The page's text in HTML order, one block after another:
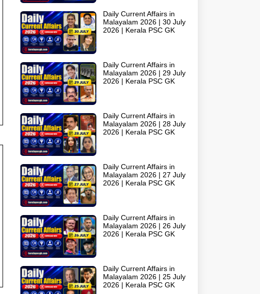
Daily Current Affairs in
Malayalam 2026 | 30 July
2026 | Kerala PSC GK
Daily Current Affairs in
Malayalam 2026 | 29 July
2026 | Kerala PSC GK
Daily Current Affairs in
Malayalam 2026 | 28 July
2026 | Kerala PSC GK
Daily Current Affairs in
Malayalam 2026 | 27 July
2026 | Kerala PSC GK
Daily Current Affairs in
Malayalam 2026 | 26 July
2026 | Kerala PSC GK
Daily Current Affairs in
Malayalam 2026 | 25 July
2026 | Kerala PSC GK